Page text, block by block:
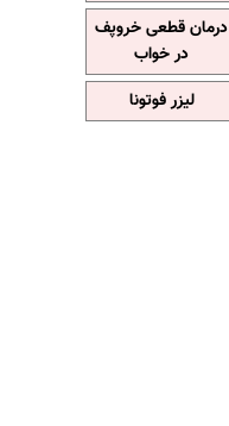
درمان قطعی خروپف
در خواب
لیزر فوتونا